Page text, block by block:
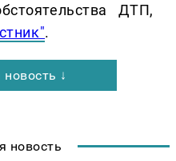
ДТП,
.
↓
новость